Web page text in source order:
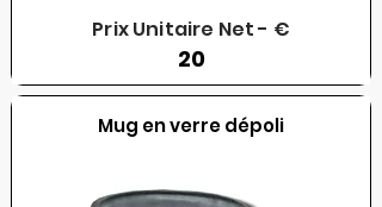
Prix Unitaire Net - €
20
Mug en verre dépoli